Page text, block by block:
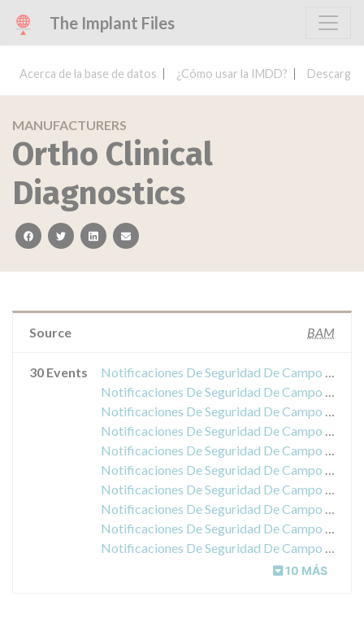
The Implant Files
Acerca de la base de datos ¿Cómo usar la IMDD? Descargar
MANUFACTURERS
Ortho Clinical
Diagnostics
facebooktwitterlinkedinemail
Source BAM
30 Events
Notificaciones De Seguridad De Campo acerca de Mitis 2 System Software
Notificaciones De Seguridad De Campo acerca de AutoVue Innova/Ultra
Notificaciones De Seguridad De Campo acerca de Vitros Systems
Notificaciones De Seguridad De Campo acerca de a software anomaly
Notificaciones De Seguridad De Campo acerca de CellSearch® Circulation Tumor Cell Kit
Notificaciones De Seguridad De Campo acerca de the VITROS® Chemistry Products Specialty Diluent
Notificaciones De Seguridad De Campo acerca de ORTHO VISION™ Analyzer for ORTHO BioVue® Cassettes
Notificaciones De Seguridad De Campo acerca de the VITROS® 3600 and 5600 Systems Software Version 3.2 & Below
Notificaciones De Seguridad De Campo acerca de ORTHO VISION Max / Analyzer for ORTHO BioVue Cassettes
Notificaciones De Seguridad De Campo acerca de Vitros Chemistry Products mALB Reagent Generation 2, 3 und 4
10 MÁS